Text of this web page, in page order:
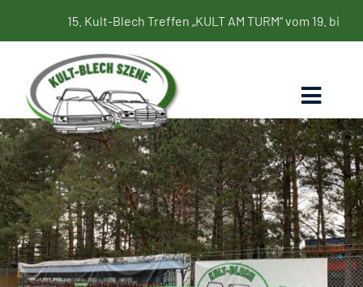
Inhalt
springen
15. Kult-Blech Treffen „KULT AM TURM“ vom 19. bis 21. Juni
Home
Termine
Bildergalerie